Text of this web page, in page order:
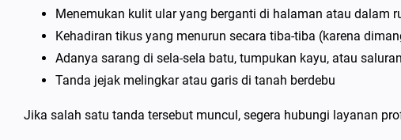
Menemukan kulit ular yang berganti di halaman atau dalam
Kehadiran tikus yang menurun secara tiba-tiba (karena
Adanya sarang di sela-sela batu, tumpukan kayu, atau
Tanda jejak melingkar atau garis di tanah berdebu
Jika salah satu tanda tersebut muncul, segera hubungi layanan